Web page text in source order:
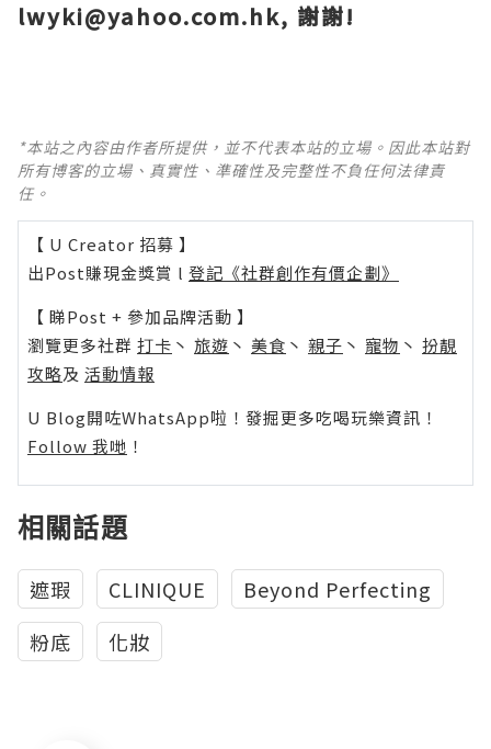
lwyki@yahoo.com.hk, 謝謝!
*本站之內容由作者所提供，並不代表本站的立場。因此本站對
所有博客的立場、真實性、準確性及完整性不負任何法律責
任。
【 U Creator 招募 】
出Post賺現金獎賞 l 登記《社群創作有價企劃》
【 睇Post + 參加品牌活動 】
瀏覽更多社群 打卡 丶 旅遊 丶 美食 丶 親子 丶 寵物 丶 扮靚
攻略及 活動情報
U Blog開咗WhatsApp啦！發掘更多吃喝玩樂資訊！
Follow 我哋 ！
相關話題
遮瑕 CLINIQUE
Beyond Perfecting
粉底
化妝